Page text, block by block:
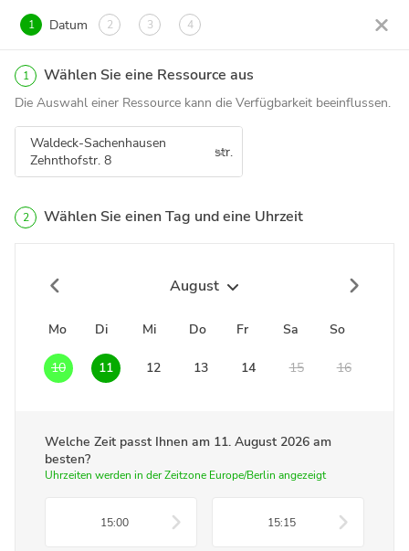
1 Datum 2 3 4
1 Wählen Sie eine Ressource aus
Die Auswahl einer Ressource kann die Verfügbarkeit beeinflussen.
Waldeck-Sachenhausen
Zehnthofstr. 8
2 Wählen Sie einen Tag und eine Uhrzeit
August
Mo Di Mi Do Fr Sa So
10 11 12 13 14 15 16
Welche Zeit passt Ihnen am 11. August 2026 am
besten?
Uhrzeiten werden in der Zeitzone Europe/Berlin angezeigt
15:00 15:15